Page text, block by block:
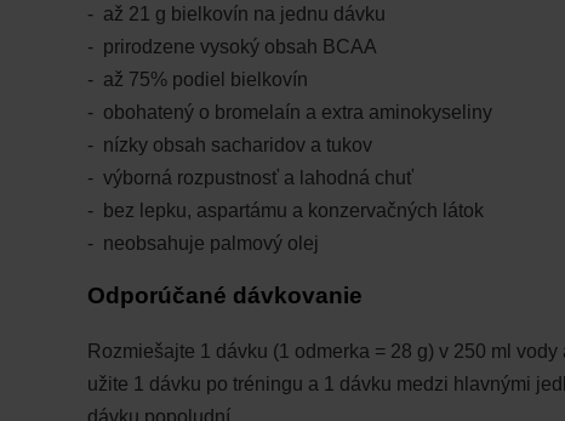
až 21 g bielkovín na jednu dávku
prirodzene vysoký obsah BCAA
až 75% podiel bielkovín
obohatený o bromelaín a extra aminokyseliny
nízky obsah sacharidov a tukov
výborná rozpustnosť a lahodná chuť
bez lepku, aspartámu a konzervačných látok
neobsahuje palmový olej
Odporúčané dávkovanie
Rozmiešajte 1 dávku (1 odmerka = 28 g) v 250 ml
užite 1 dávku po tréningu a 1 dávku medzi hlavnými